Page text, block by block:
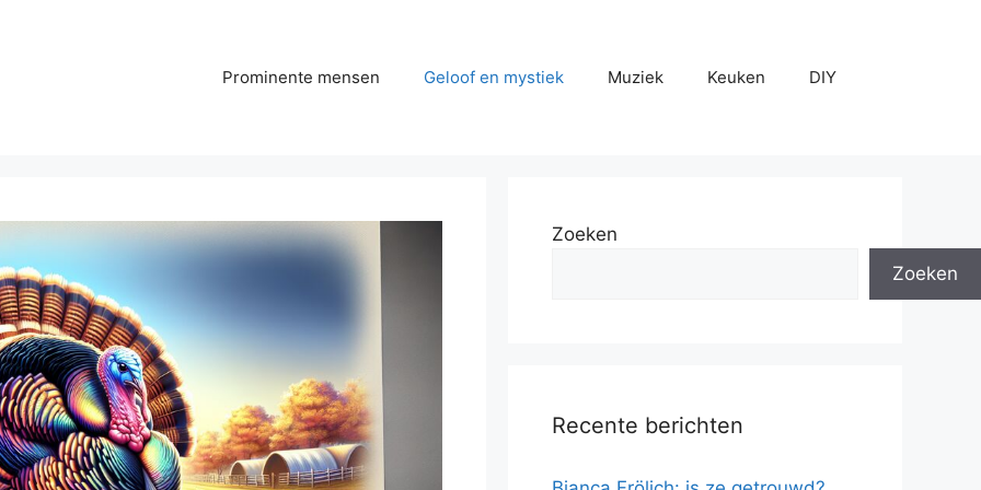
Prominente mensen Geloof en mystiek Muziek Keuken DIY
Zoeken
Zoeken
Recente berichten